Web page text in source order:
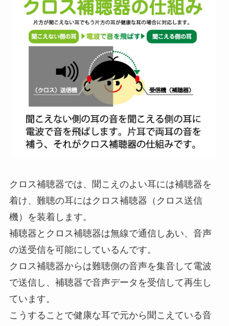
クロス補聴器では、聞こえのよい耳には補聴器を
着け、難聴の耳にはクロス補聴器（クロス送信
機）を装着します。
補聴器とクロス補聴器は無線で通信しあい、音声
の送受信を可能にしているんです。
クロス補聴器からは難聴側の音声を集音して電波
で送信し、補聴器で音声データを受信して再生し
ています。
こうすることで健康な耳で元から聞こえている音